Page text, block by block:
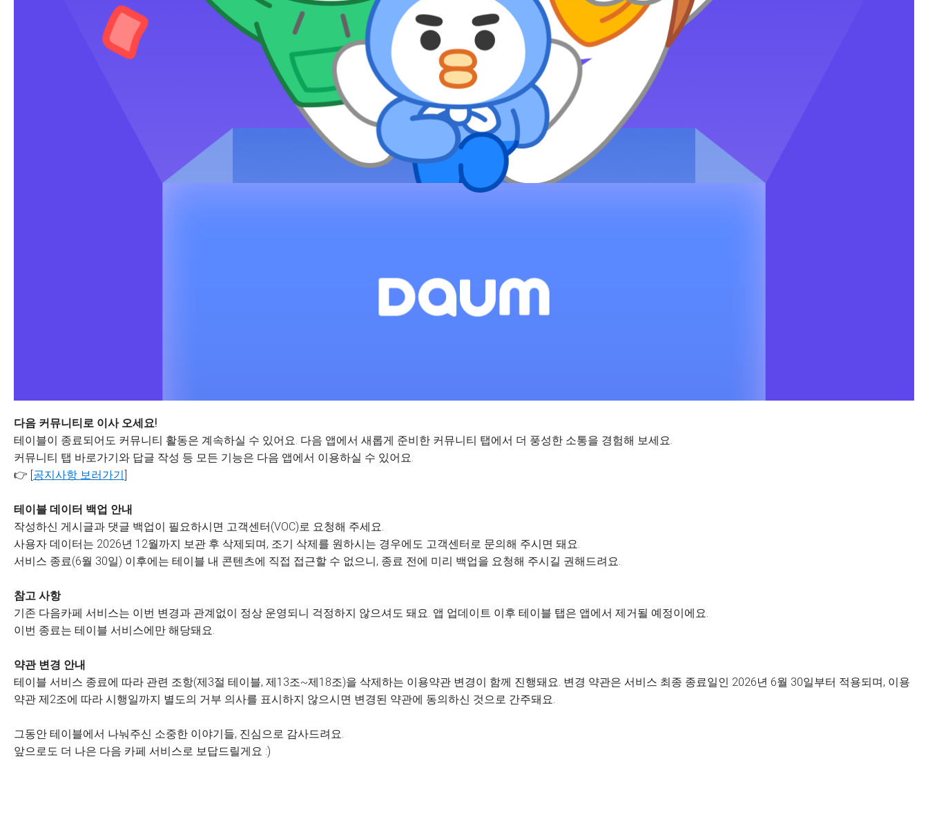
다음 커뮤니티로 이사 오세요!
테이블이 종료되어도 커뮤니티 활동은 계속하실 수 있어요. 다음 앱에서 새롭게 준비한 커뮤니티 탭에서 더 풍성한 소통을 경험해 보세요.
커뮤니티 탭 바로가기와 답글 작성 등 모든 기능은 다음 앱에서 이용하실 수 있어요.
👉 [공지사항 보러가기]
테이블 데이터 백업 안내
작성하신 게시글과 댓글 백업이 필요하시면 고객센터(VOC)로 요청해 주세요.
사용자 데이터는 2026년 12월까지 보관 후 삭제되며, 조기 삭제를 원하시는 경우에도 고객센터로 문의해 주시면 돼요.
서비스 종료(6월 30일) 이후에는 테이블 내 콘텐츠에 직접 접근할 수 없으니, 종료 전에 미리 백업을 요청해 주시길 권해드려요.
참고 사항
기존 다음카페 서비스는 이번 변경과 관계없이 정상 운영되니 걱정하지 않으셔도 돼요. 앱 업데이트 이후 테이블 탭은 앱에서 제거될 예정이에요.
이번 종료는 테이블 서비스에만 해당돼요.
약관 변경 안내
테이블 서비스 종료에 따라 관련 조항(제3절 테이블, 제13조~제18조)을 삭제하는 이용약관 변경이 함께 진행돼요. 변경 약관은 서비스 최종 종료일인 2026년 6월 30일부터 적용되며, 이용
약관 제2조에 따라 시행일까지 별도의 거부 의사를 표시하지 않으시면 변경된 약관에 동의하신 것으로 간주돼요.
그동안 테이블에서 나눠주신 소중한 이야기들, 진심으로 감사드려요.
앞으로도 더 나은 다음 카페 서비스로 보답드릴게요 :)